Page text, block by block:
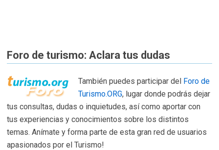
Foro de turismo: Aclara tus dudas
También puedes participar del Foro de
Turismo.ORG, lugar donde podrás dejar
tus consultas, dudas o inquietudes, así como aportar con
tus experiencias y conocimientos sobre los distintos
temas. Anímate y forma parte de esta gran red de usuarios
apasionados por el Turismo!